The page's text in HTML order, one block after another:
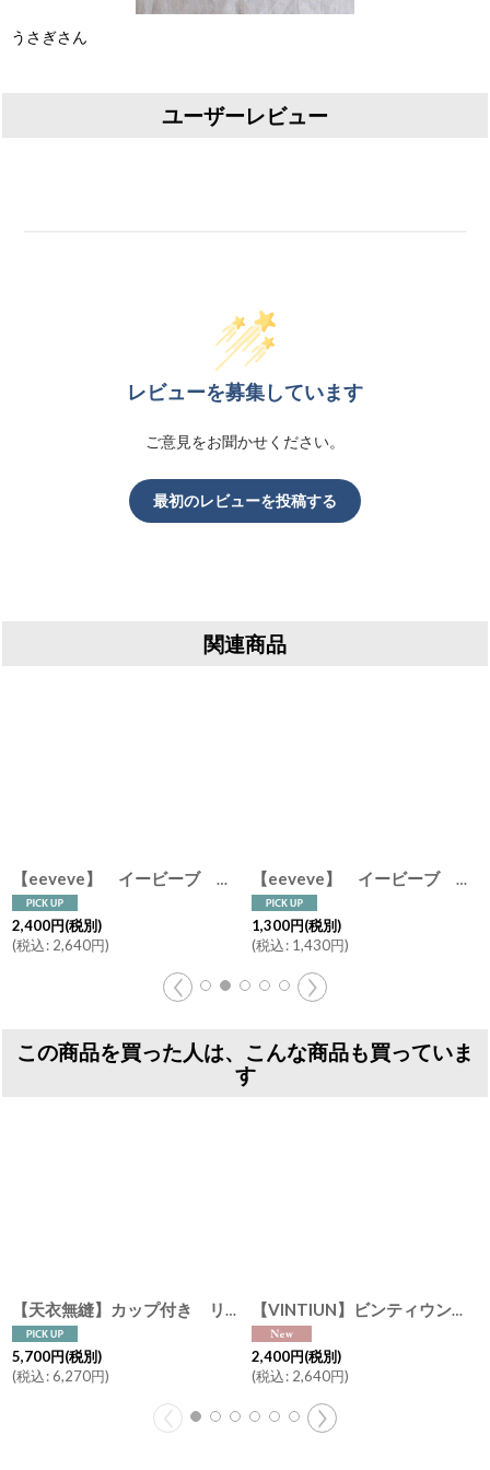
うさぎさん
ユーザーレビュー
レビューを募集しています
ご意見をお聞かせください。
最初のレビューを投稿する
関連商品
ES01-ES02STAR]
【eeveve】 イービーブ プレイスマット 47.2×30cm マーブル ランチョンマット ベビーアイテム オランダ アムステルダム
2,400円(税別)
(税込: 2,640円)
【eeveve】 イービーブ シリコンボウルS φ10cm マーブル 食器 ベビーアイテム オランダ アムステルダム
1,300円(税別)
(税込: 1,430円)
この商品を買った人は、こんな商品も買っていま
す
【天衣無縫】カップ付き リブタンクトップ スーピマコットン オーガニックコットン 日本製 ピンク オフホワイト グレー
5,700円(税別)
(税込:6,270円)
【VINTIUN】ビンティウン ミニスターライト 木製星型ライト カスタマイズ オーナメント スペイン製
2,400円(税別)
(税込: 2,640円)